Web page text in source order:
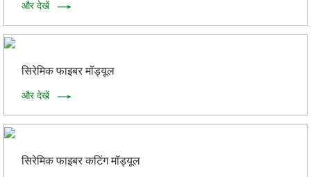
और देखें
सिरेमिक फाइबर मॉड्यूल
और देखें
सिरेमिक फाइबर कटिंग मॉड्यूल